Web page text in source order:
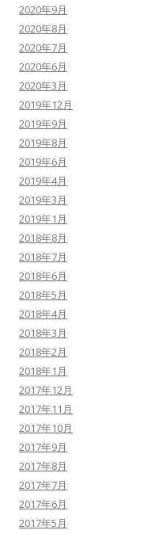
2020年9月
2020年8月
2020年7月
2020年6月
2020年3月
2019年12月
2019年9月
2019年8月
2019年6月
2019年4月
2019年3月
2019年1月
2018年8月
2018年7月
2018年6月
2018年5月
2018年4月
2018年3月
2018年2月
2018年1月
2017年12月
2017年11月
2017年10月
2017年9月
2017年8月
2017年7月
2017年6月
2017年5月